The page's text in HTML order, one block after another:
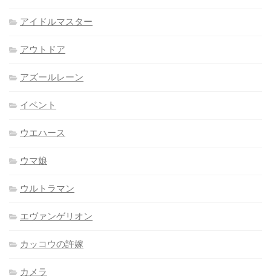
アイドルマスター
アウトドア
アズールレーン
イベント
ウエハース
ウマ娘
ウルトラマン
エヴァンゲリオン
カッコウの許嫁
カメラ